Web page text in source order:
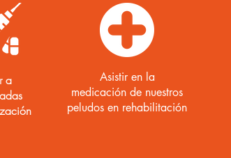
a
Asistir en la
medicación de nuestros
peludos en rehabilitación